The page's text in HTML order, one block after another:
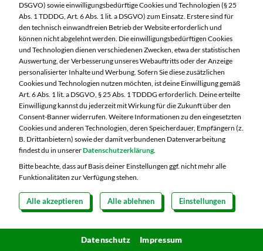
Unser Fazit
Freuen Sie sich auf den Sommer und lassen Sie sich
von der Vielfalt an Früchten inspirieren. Egal ob
als erfrischender Snack, Zutat in leckeren Desserts
oder als erfrischender Smoothie - Obst ist der
perfekte Begleiter für heiße Tage. Probieren Sie
unsere Tipps, Tricks und Lifehacks aus und lassen
Sie sich von der Frische und Süße dieser
natürlichen Köstlichkeiten verzaubern!
Das könnte Sie auch interessieren
DSGVO) sowie einwilligungsbedürftige Cookies und Technologien (§ 25
Abs. 1 TDDDG, Art. 6 Abs. 1 lit. a DSGVO) zum Einsatz. Erstere sind für
den technisch einwandfreien Betrieb der Website erforderlich und
können nicht abgelehnt werden. Die einwilligungsbedürftigen Cookies
und Technologien dienen verschiedenen Zwecken, etwa der statistischen
Auswertung, der Verbesserung unseres Webauftritts oder der Anzeige
personalisierter Inhalte und Werbung. Sofern Sie diese zusätzlichen
Cookies und Technologien nutzen möchten, ist deine Einwilligung gemäß
Art. 6 Abs. 1 lit. a DSGVO, § 25 Abs. 1 TDDDG erforderlich. Deine erteilte
Einwilligung kannst du jederzeit mit Wirkung für die Zukunft über den
Consent-Banner widerrufen. Weitere Informationen zu den eingesetzten
Cookies und anderen Technologien, deren Speicherdauer, Empfängern (z.
B. Drittanbietern) sowie der damit verbundenen Datenverarbeitung
findest du in unsererDatenschutzerklärung.
Bitte beachte, dass auf Basis deiner Einstellungen ggf. nicht mehr alle
Funktionalitäten zur Verfügung stehen.
Alle akzeptieren Alle ablehnen Einstellungen
Datenschutz Impressum